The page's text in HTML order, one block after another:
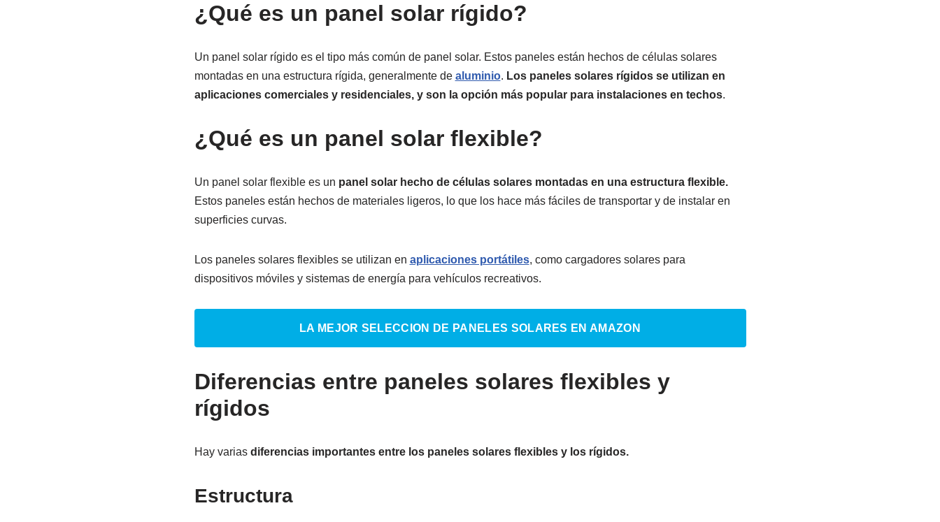
¿Qué es un panel solar rígido?
Un panel solar rígido es el tipo más común de panel solar. Estos paneles están hechos de células solares
montadas en una estructura rígida, generalmente de aluminio. Los paneles solares rígidos se utilizan en
aplicaciones comerciales y residenciales, y son la opción más popular para instalaciones en techos.
¿Qué es un panel solar flexible?
Un panel solar flexible es un panel solar hecho de células solares montadas en una estructura flexible.
Estos paneles están hechos de materiales ligeros, lo que los hace más fáciles de transportar y de instalar en
superficies curvas.
Los paneles solares flexibles se utilizan en aplicaciones portátiles, como cargadores solares para
dispositivos móviles y sistemas de energía para vehículos recreativos.
LA MEJOR SELECCION DE PANELES SOLARES EN AMAZON
Diferencias entre paneles solares flexibles y
rígidos
Hay varias diferencias importantes entre los paneles solares flexibles y los rígidos.
Estructura